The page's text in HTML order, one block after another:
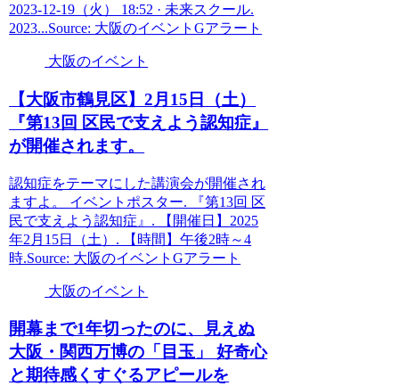
2023-12-19（火） 18:52 · 未来スクール.
2023...Source: 大阪のイベントGアラート
大阪のイベント
【大阪市鶴見区】2月15日（土）
『第13回 区民で支えよう認知症』
が開催されます。
認知症をテーマにした講演会が開催され
ますよ。 イベントポスター. 『第13回 区
民で支えよう認知症』. 【開催日】2025
年2月15日（土）. 【時間】午後2時～4
時.Source: 大阪のイベントGアラート
大阪のイベント
開幕まで1年切ったのに、見えぬ
大阪 ・関西万博の「目玉」 好奇心
と期待感くすぐるアピールを